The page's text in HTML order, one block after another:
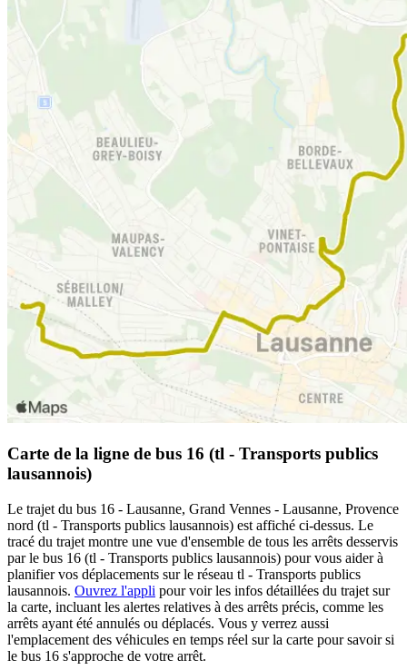
Carte de la ligne de bus 16 (tl - Transports publics
lausannois)
Le trajet du bus 16 - Lausanne, Grand Vennes - Lausanne, Provence
nord (tl - Transports publics lausannois) est affiché ci-dessus. Le
tracé du trajet montre une vue d'ensemble de tous les arrêts desservis
par le bus 16 (tl - Transports publics lausannois) pour vous aider à
planifier vos déplacements sur le réseau tl - Transports publics
lausannois. Ouvrez l'appli pour voir les infos détaillées du trajet sur
la carte, incluant les alertes relatives à des arrêts précis, comme les
arrêts ayant été annulés ou déplacés. Vous y verrez aussi
l'emplacement des véhicules en temps réel sur la carte pour savoir si
le bus 16 s'approche de votre arrêt.